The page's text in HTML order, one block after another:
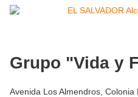
Grupo "Vida y
Avenida Los Almendros, Colonia